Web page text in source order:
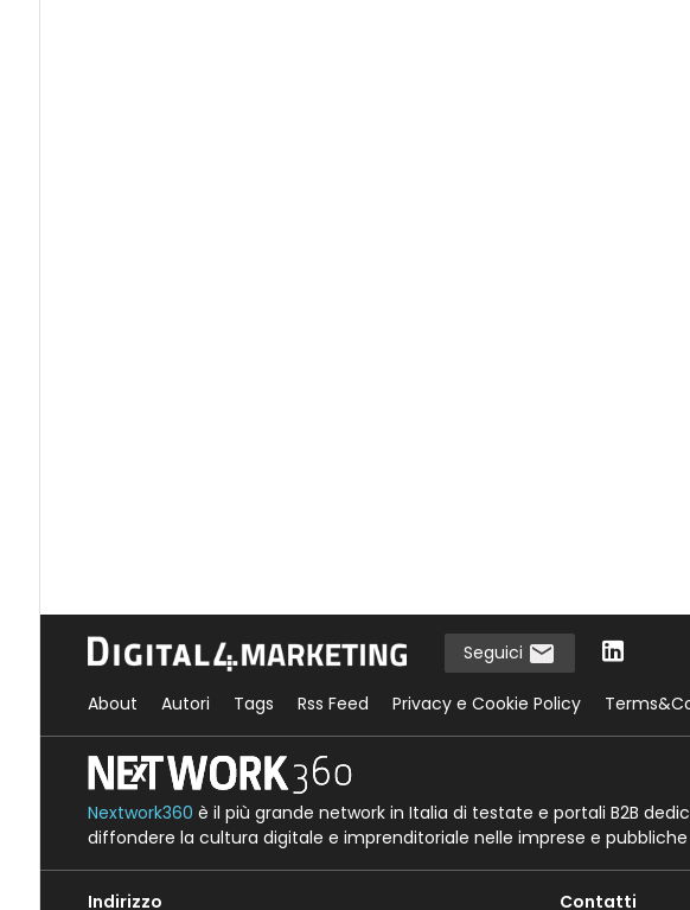
Seguici
About Autori Tags Rss Feed Privacy e Cookie Policy
Nextwork360 è il più grande network in Italia di testate e portali B2B
diffondere la cultura digitale e imprenditoriale nelle imprese e
Indirizzo Contatti